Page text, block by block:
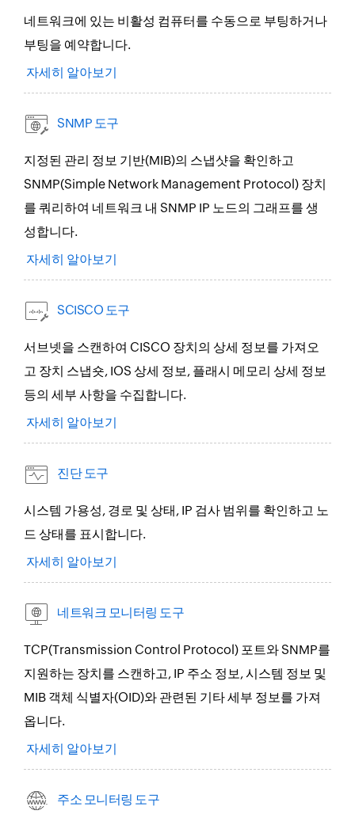
네트워크에 있는 비활성 컴퓨터를 수동으로 부팅하거나
부팅을 예약합니다.
자세히 알아보기
SNMP 도구
지정된 관리 정보 기반(MIB)의 스냅샷을 확인하고
SNMP(Simple Network Management Protocol) 장치
를 쿼리하여 네트워크 내 SNMP IP 노드의 그래프를 생
성합니다.
자세히 알아보기
SCISCO 도구
서브넷을 스캔하여 CISCO 장치의 상세 정보를 가져오
고 장치 스냅숏, IOS 상세 정보, 플래시 메모리 상세 정보
등의 세부 사항을 수집합니다.
자세히 알아보기
진단 도구
시스템 가용성, 경로 및 상태, IP 검사 범위를 확인하고 노
드 상태를 표시합니다.
자세히 알아보기
네트워크 모니터링 도구
TCP(Transmission Control Protocol) 포트와 SNMP를
지원하는 장치를 스캔하고, IP 주소 정보, 시스템 정보 및
MIB 객체 식별자(OID)와 관련된 기타 세부 정보를 가져
옵니다.
자세히 알아보기
주소 모니터링 도구